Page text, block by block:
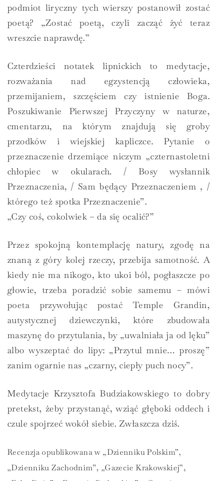
podmiot liryczny tych wierszy postanowił zostać
poetą? „Zostać poetą, czyli zacząć żyć teraz
wreszcie naprawdę.”
Czterdzieści notatek lipnickich to medytacje,
rozważania nad egzystencją człowieka,
przemijaniem, szczęściem czy istnienie Boga.
Poszukiwanie Pierwszej Przyczyny w naturze,
cmentarzu, na którym znajdują się groby
przodków i wiejskiej kapliczce. Pytanie o
przeznaczenie drzemiące niczym „czternastoletni
chłopiec w okularach. / Bosy wysłannik
Przeznaczenia, / Sam będący Przeznaczeniem , /
którego też spotka Przeznaczenie”.
„Czy coś, cokolwiek – da się ocalić?”
Przez spokojną kontemplację natury, zgodę na
znaną z góry kolej rzeczy, przebija samotność. A
kiedy nie ma nikogo, kto ukoi ból, pogłaszcze po
głowie, trzeba poradzić sobie samemu – mówi
poeta przywołując postać Temple Grandin,
autystycznej dziewczynki, które zbudowała
maszynę do przytulania, by „uwalniała ja od lęku”
albo wyszeptać do lipy: „Przytul mnie… proszę”
zanim ogarnie nas „czarny, ciepły puch nocy”.
Medytacje Krzysztofa Budziakowskiego to dobry
pretekst, żeby przystanąć, wziąć głęboki oddech i
czule spojrzeć wokół siebie. Zwłaszcza dziś.
Recenzja opublikowana w „Dzienniku Polskim”,
„Dzienniku Zachodnim”, „Gazecie Krakowskiej”,